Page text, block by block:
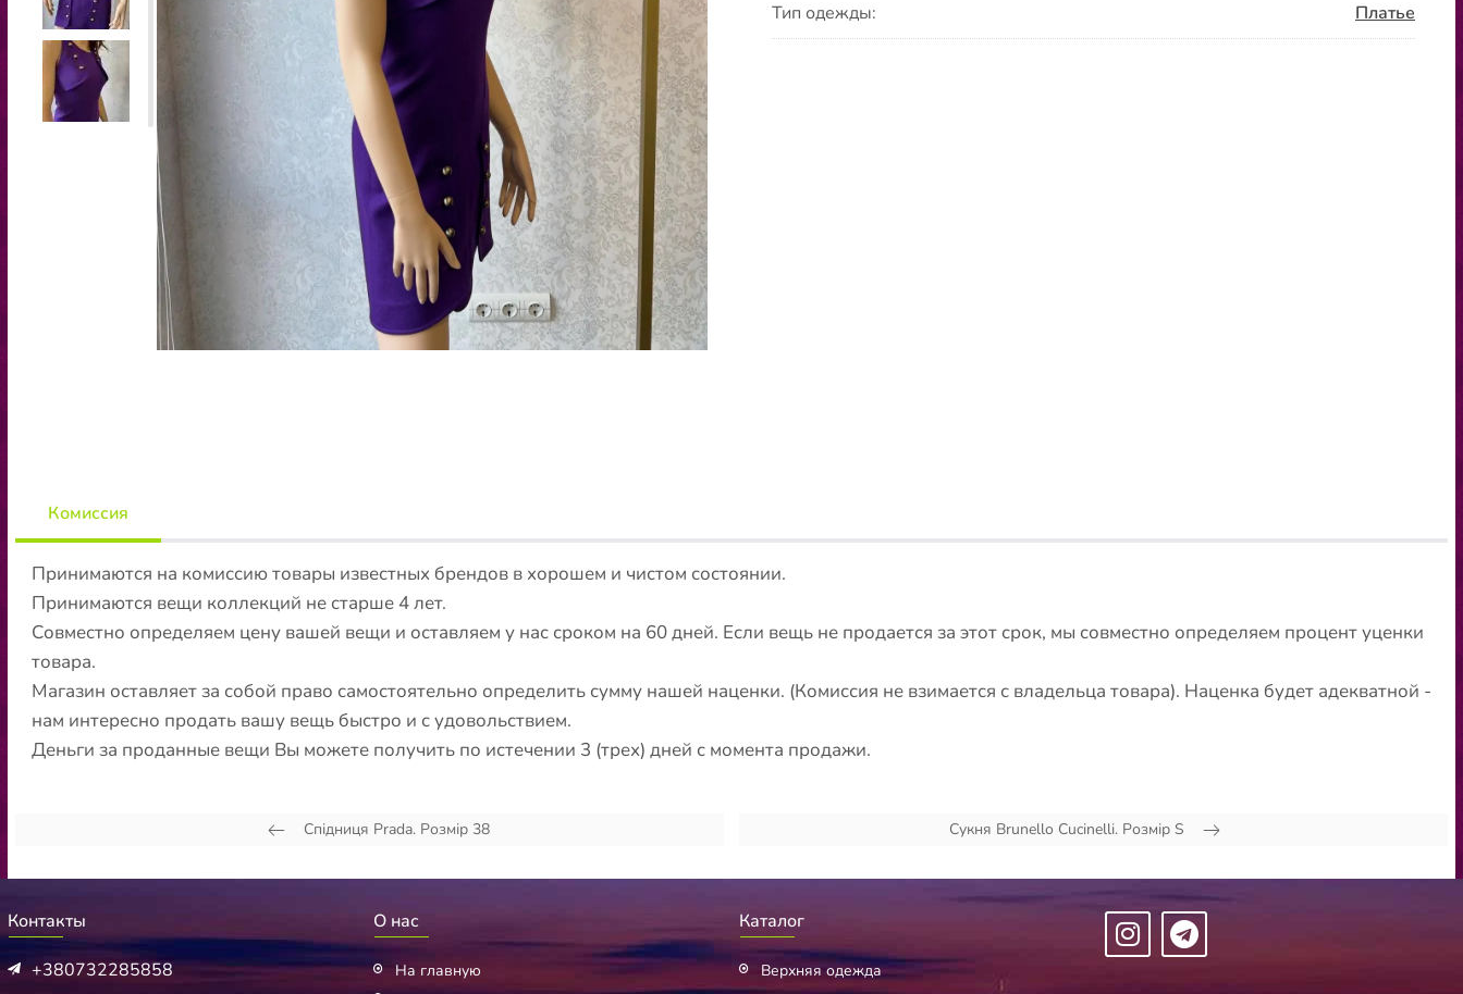
Тип одежды: Платье
Комиссия
Принимаются на комиссию товары известных брендов в хорошем и чистом состоянии.
Принимаются вещи коллекций не старше 4 лет.
Совместно определяем цену вашей вещи и оставляем у нас сроком на 60 дней. Если вещь не продается за этот срок, мы совместно определяем процент уценки
товара.
Магазин оставляет за собой право самостоятельно определить сумму нашей наценки. (Комиссия не взимается с владельца товара). Наценка будет адекватной -
нам интересно продать вашу вещь быстро и с удовольствием.
Деньги за проданные вещи Вы можете получить по истечении 3 (трех) дней с момента продажи.
Спідниця Prada. Розмір 38 Сукня Brunello Cucinelli. Розмір S
Контакты
+380732285858
О нас
На главную
Каталог
Верхняя одежда